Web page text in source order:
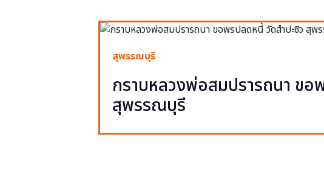
สุพรรณบุรี
กราบหลวงพ่อสมปรารถนา ขอ
สุพรรณบุรี